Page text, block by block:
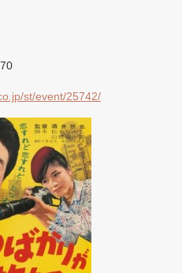
st/event/25742/